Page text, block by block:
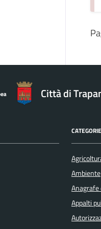
Città di
Ambiente
Appalti